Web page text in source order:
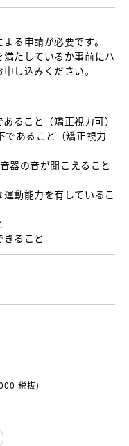
る申請が必要です。
たしているか事前にハ
し込みください。
ること （矯正視力可）
であること（矯正視力
器の音が聞こえること
動能力を有しているこ
ること
税抜)